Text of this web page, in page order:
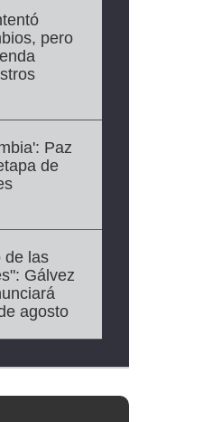
pero
Paz
de
de las
Gálvez
agosto